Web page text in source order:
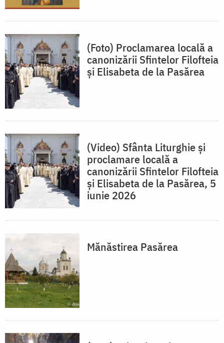
(Foto) Proclamarea locală a
canonizării Sfintelor Filofteia
și Elisabeta de la Pasărea
(Video) Sfânta Liturghie și
proclamare locală a
canonizării Sfintelor Filofteia
și Elisabeta de la Pasărea, 5
iunie 2026
Mănăstirea Pasărea